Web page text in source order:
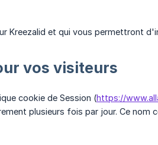
Kreezalid et qui vous permettront
vos visiteurs
cookie de Session (https://
plusieurs fois par jour. Ce